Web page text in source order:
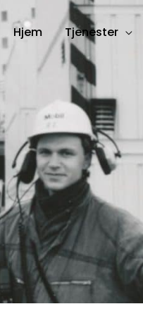
Hjem Tjenester